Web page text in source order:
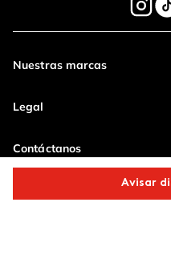
Avisar
Nuestras marcas
Legal
Contáctanos
Pagos 100%